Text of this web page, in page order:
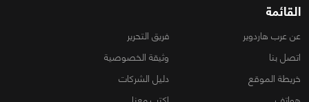
القائمة
عن عرب هاردوير
فريق التحرير
اتصل بنا
وثيقة الخصوصية
خريطة الموقع
دليل الشركات